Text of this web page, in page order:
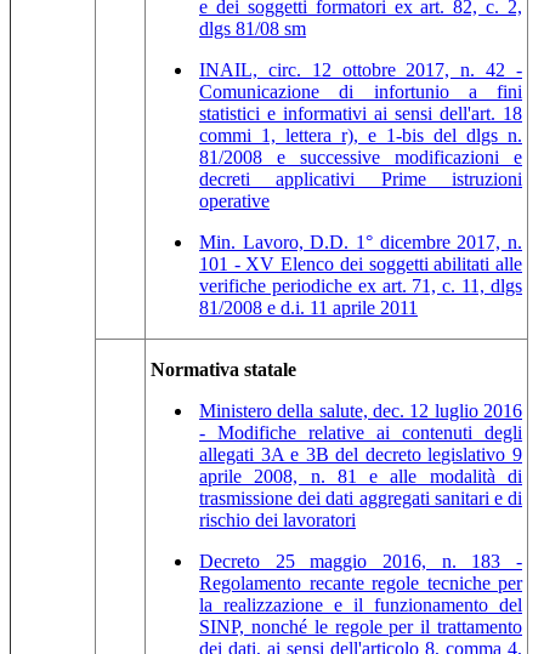
e dei soggetti formatori ex art. 82, c. 2,
dlgs 81/08 sm
INAIL, circ. 12 ottobre 2017, n. 42 -
Comunicazione di infortunio a fini
statistici e informativi ai sensi dell'art. 18
commi 1, lettera r), e 1-bis del dlgs n.
81/2008 e successive modificazioni e
decreti applicativi Prime istruzioni
operative
Min. Lavoro, D.D. 1° dicembre 2017, n.
101 - XV Elenco dei soggetti abilitati alle
verifiche periodiche ex art. 71, c. 11, dlgs
81/2008 e d.i. 11 aprile 2011
Normativa statale
Ministero della salute, dec. 12 luglio 2016
- Modifiche relative ai contenuti degli
allegati 3A e 3B del decreto legislativo 9
aprile 2008, n. 81 e alle modalità di
trasmissione dei dati aggregati sanitari e di
rischio dei lavoratori
Decreto 25 maggio 2016, n. 183 -
Regolamento recante regole tecniche per
la realizzazione e il funzionamento del
SINP, nonché le regole per il trattamento
dei dati, ai sensi dell'articolo 8, comma 4,